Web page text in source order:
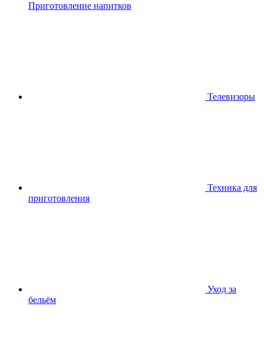
Приготовление напитков
Телевизоры
Техника для
приготовления
Уход за
бельём